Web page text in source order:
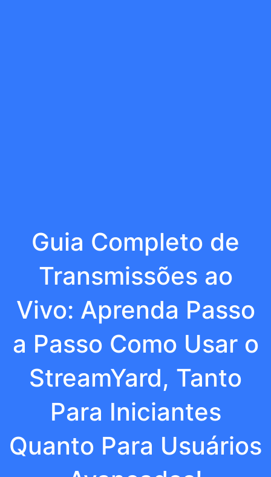
Guia Completo de
Transmissões ao
Vivo: Aprenda Passo
a Passo Como Usar o
StreamYard, Tanto
Para Iniciantes
Quanto Para Usuários